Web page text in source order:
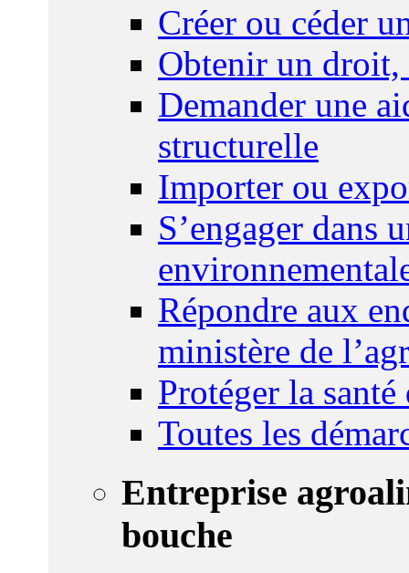
Créer ou céder
Obtenir un droit,
Demander une
structurelle
Importer ou
S’engager dans
Répondre aux
ministère de
Protéger la
Toutes les
Entreprise
bouche